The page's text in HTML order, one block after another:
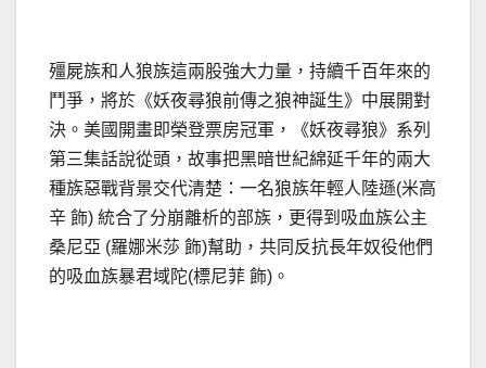
殭屍族和人狼族這兩股強大力量，持續千百年來的
鬥爭，將於《妖夜尋狼前傳之狼神誕生》中展開對
決。美國開畫即榮登票房冠軍，《妖夜尋狼》系列
第三集話說從頭，故事把黑暗世紀綿延千年的兩大
種族惡戰背景交代清楚： 一名狼族年輕人陸遜(米高
辛 飾) 統合了分崩離析的部族，更得到吸血族公主
桑尼亞 (羅娜米莎 飾)幫助，共同反抗長年奴役他們
的吸血族暴君域陀(標尼菲 飾)。